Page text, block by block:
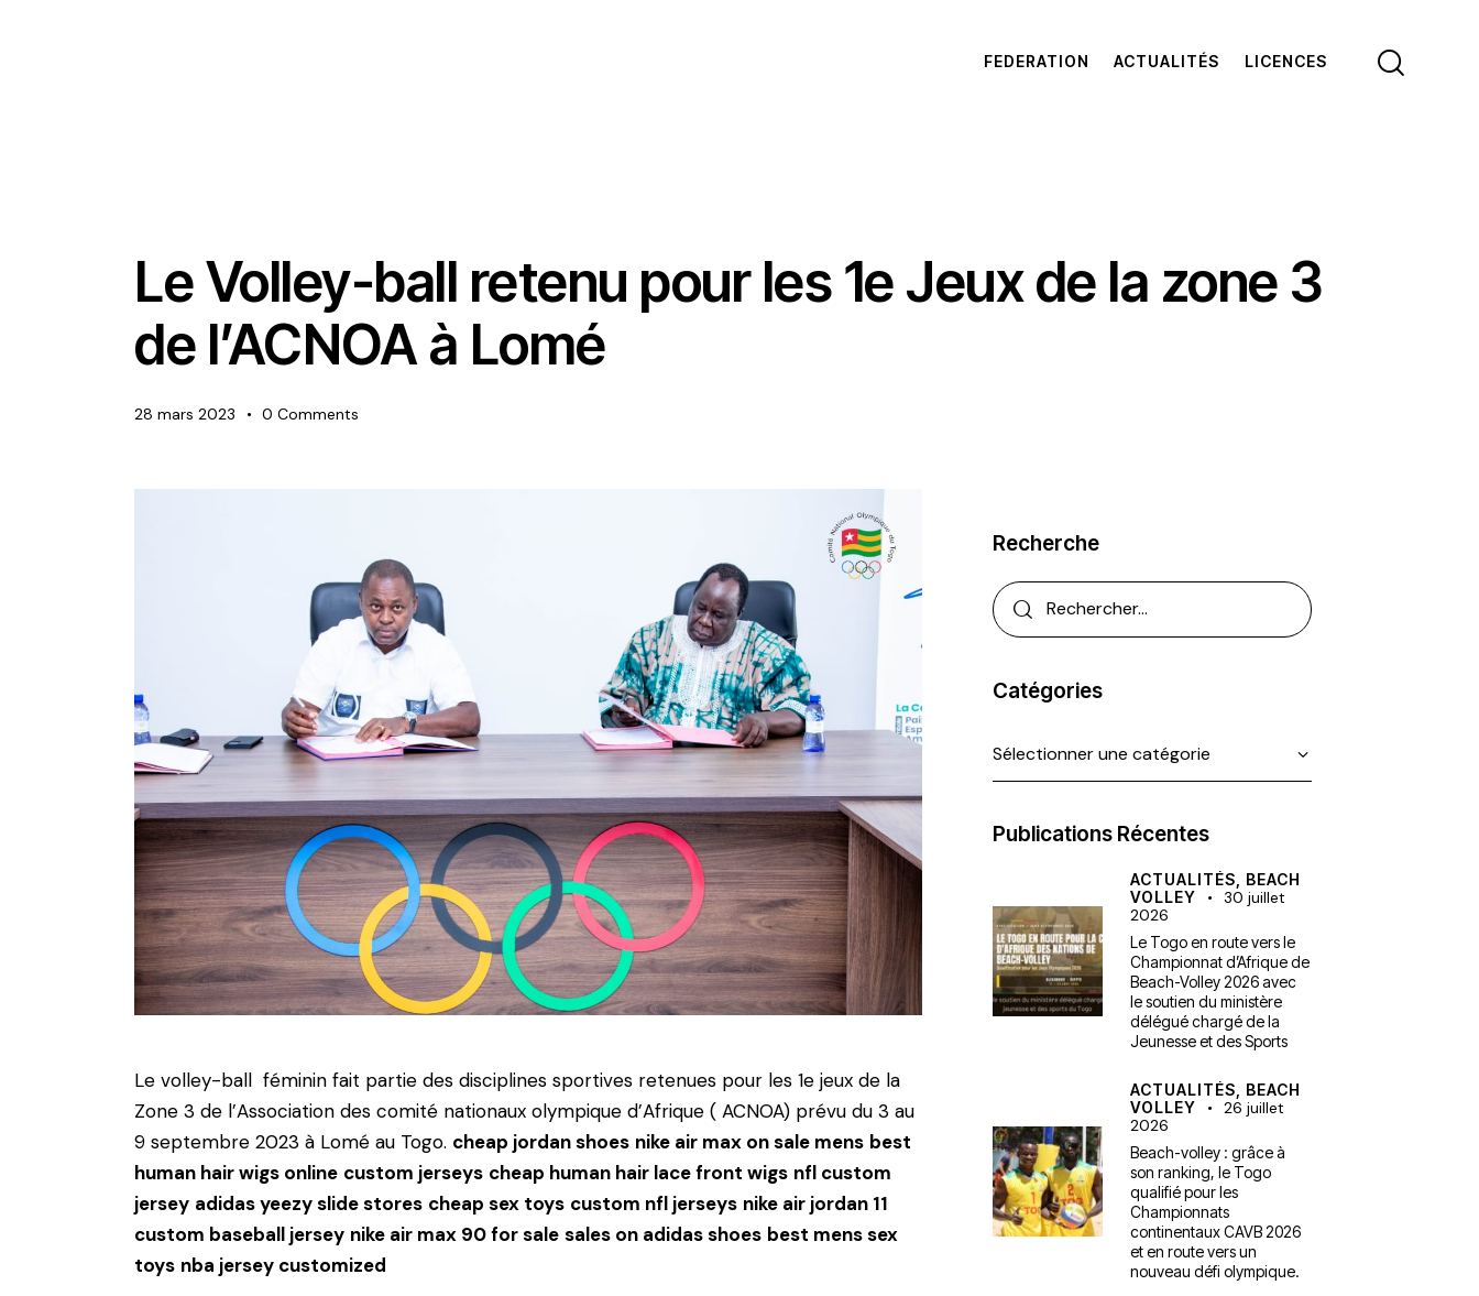
FEDERATION ACTUALITÉS LICENCES
Le Volley-ball retenu pour les 1e Jeux de la zone 3
de l’ACNOA à Lomé
28 mars 2023 0 Comments
Le volley-ball féminin fait partie des disciplines sportives retenues pour les 1e jeux de la
Zone 3 de l’Association des comité nationaux olympique d’Afrique ( ACNOA) prévu du 3 au
9 septembre 2023 à Lomé au Togo. cheap jordan shoes nike air max on sale mens best
human hair wigs online custom jerseys cheap human hair lace front wigs nfl custom
jersey adidas yeezy slide stores cheap sex toys custom nfl jerseys nike air jordan 11
custom baseball jersey nike air max 90 for sale sales on adidas shoes best mens sex
toys nba jersey customized
Recherche
Catégories
Publications Récentes
ACTUALITÉS, BEACH
VOLLEY
30 juillet
2026
Le Togo en route vers le
Championnat d’Afrique de
Beach-Volley 2026 avec
le soutien du ministère
délégué chargé de la
Jeunesse et des Sports
ACTUALITÉS, BEACH
VOLLEY
26 juillet
2026
Beach-volley : grâce à
son ranking, le Togo
qualifié pour les
Championnats
continentaux CAVB 2026
et en route vers un
nouveau défi olympique.